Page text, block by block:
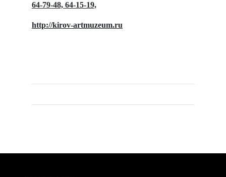
64-79-48, 64-15-19,
http://kirov-artmuzeum.ru